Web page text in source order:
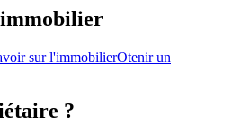
sur l'immobilierOtenir un
?